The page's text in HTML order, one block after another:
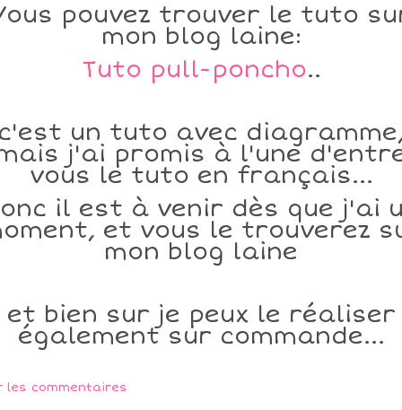
pouvez trouver le tuto
mon blog laine:
Tuto pull-poncho..
c'est un tuto avec
j'ai promis à l'une
vous le tuto en français...
il est à venir dès que j'ai
et vous le trouverez
mon blog laine
et bien sur je peux le réaliser
également sur commande...
les commentaires